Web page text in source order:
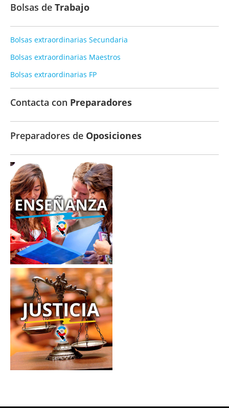
Bolsas de Trabajo
Bolsas extraordinarias Secundaria
Bolsas extraordinarias Maestros
Bolsas extraordinarias FP
Contacta con Preparadores
Preparadores de Oposiciones